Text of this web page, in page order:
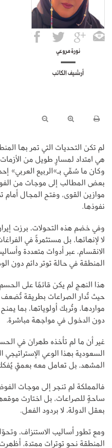
نورة مروعي
أرشيف الكاتب
لم تكن التحديات التي تمر بها
هي امتداد لمسارٍ طويل من الأزمات
وكان ما سُمِّي بـ»الربيع العربي»
بعض المطالب إلى موجات من
موازين القوى، وفتح المجال
نفوذها.
وفي خضم هذه التحولات، برزت
لا لإنهائها، بل مستثمرةً في
الانقسام، عبر أدوات متعددة
المنطقة في حالة توتر دائم دون
هذا النهج لم يكن قائمًا على
حيث تُدار الصراعات بطريقة تُضعف
مواردها، وتُربك أولوياتها، بما
دون الدخول في مواجهة مباشرة.
غير أن ما لم تأخذه طهران في
السعودية بهذا الوعي الإستراتيجي
المشهد، بل تعامل معه بعمقٍ
فالمملكة لم تنجر إلى موجات
ساحةٍ للصراعات، بل اختارت موقعها
بعقل الدولة، لا بردود الفعل.
ومع تطور أساليب الاستنزاف،
المنطقة نحو توترات ممتدة،